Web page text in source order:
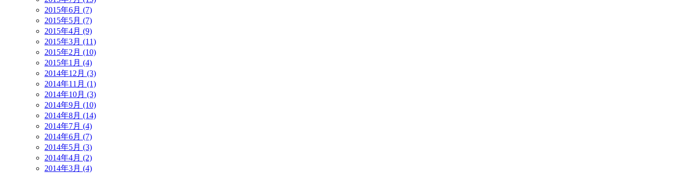
2015年6月 (7)
2015年5月 (7)
2015年4月 (9)
2015年3月 (11)
2015年2月 (10)
2015年1月 (4)
2014年12月 (3)
2014年11月 (1)
2014年10月 (3)
2014年9月 (10)
2014年8月 (14)
2014年7月 (4)
2014年6月 (7)
2014年5月 (3)
2014年4月 (2)
2014年3月 (4)